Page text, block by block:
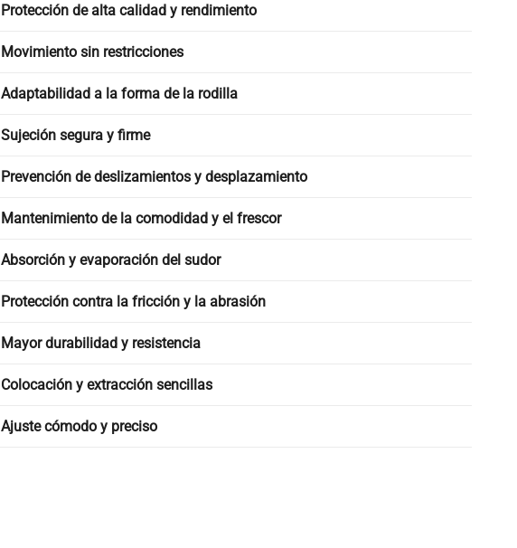
Protección de alta calidad y rendimiento
Movimiento sin restricciones
Adaptabilidad a la forma de la rodilla
Sujeción segura y firme
Prevención de deslizamientos y desplazamiento
Mantenimiento de la comodidad y el frescor
Absorción y evaporación del sudor
Protección contra la fricción y la abrasión
Mayor durabilidad y resistencia
Colocación y extracción sencillas
Ajuste cómodo y preciso